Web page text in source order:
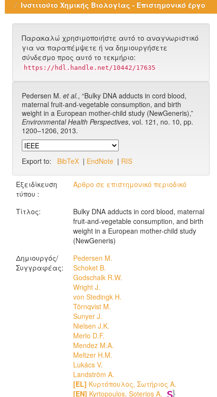
Ινστιτούτο Χημικής Βιολογίας - Επιστημονικό έργο
Παρακαλώ χρησιμοποιήστε αυτό το αναγνωριστικό
για να παραπέμψετε ή να δημιουργήσετε
σύνδεσμο προς αυτό το τεκμήριο:
https://hdl.handle.net/10442/17635
Pedersen M. et al., “Bulky DNA adducts in cord blood,
maternal fruit-and-vegetable consumption, and birth
weight in a European mother-child study (NewGeneris),”
Environmental Health Perspectives, vol. 121, no. 10, pp.
1200–1206, 2013.
Export to: BibTeX | EndNote | RIS
Εξειδίκευση
τύπου :
Άρθρο σε επιστημονικό περιοδικό
Τίτλος:
Bulky DNA adducts in cord blood, maternal
fruit-and-vegetable consumption, and birth
weight in a European mother-child study
(NewGeneris)
Δημιουργός/
Συγγραφέας:
Pedersen M.
Schoket B.
Godschalk R.W.
Wright J.
von Stedingk H.
Törnqvist M.
Sunyer J.
Nielsen J.K.
Merlo D.F.
Mendez M.A.
Meltzer H.M.
Lukács V.
Landström A.
[EL] Κυρτόπουλος, Σωτήριος Α.
[EN] Kyrtopoulos, Soterios A.